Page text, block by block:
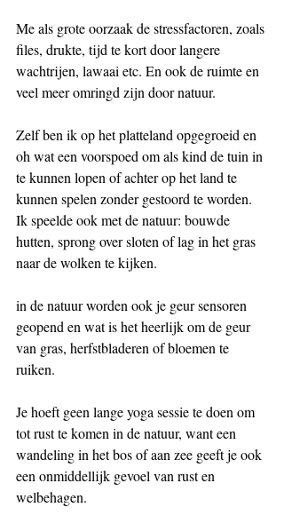
Me als grote oorzaak de stressfactoren, zoals
files, drukte, tijd te kort door langere
wachtrijen, lawaai etc. En ook de ruimte en
veel meer omringd zijn door natuur.
Zelf ben ik op het platteland opgegroeid en
oh wat een voorspoed om als kind de tuin in
te kunnen lopen of achter op het land te
kunnen spelen zonder gestoord te worden.
Ik speelde ook met de natuur: bouwde
hutten, sprong over sloten of lag in het gras
naar de wolken te kijken.
in de natuur worden ook je geur sensoren
geopend en wat is het heerlijk om de geur
van gras, herfstbladeren of bloemen te
ruiken.
Je hoeft geen lange yoga sessie te doen om
tot rust te komen in de natuur, want een
wandeling in het bos of aan zee geeft je ook
een onmiddellijk gevoel van rust en
welbehagen.